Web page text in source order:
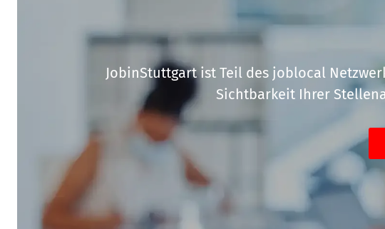
JobinStuttgart ist Teil des joblocal
Sichtbarkeit Ihrer